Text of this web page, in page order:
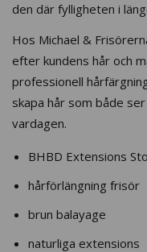
den där fylligheten i
Hos Michael &
efter kundens hår och
professionell
skapa hår som både
vardagen.
BHBD Extensions
hårförlängning frisör
brun balayage
naturliga extensions